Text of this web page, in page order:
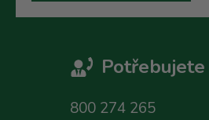
800 274 265